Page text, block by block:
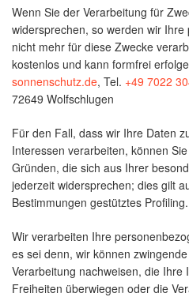
Wenn Sie der Verarbeitung für
widersprechen, so werden wir
nicht mehr für diese Zwecke
kostenlos und kann formfrei
sonnenschutz.de, Tel. +49 7022
72649 Wolfschlugen
Für den Fall, dass wir Ihre Daten
Interessen verarbeiten, können
Gründen, die sich aus Ihrer
jederzeit widersprechen; dies gilt
Bestimmungen gestütztes Profiling.
Wir verarbeiten Ihre
es sei denn, wir können
Verarbeitung nachweisen, die Ihre
Freiheiten überwiegen oder die